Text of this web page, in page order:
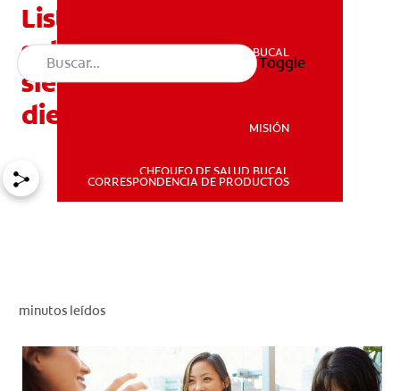
SALUD BUCAL
CUPONES
SALUD BUCAL
MISIÓN
CHEQUEO DE SALUD BUCAL
CORRESPONDENCIA DE PRODUCTOS
Toggle
Lista de alimentos
saludables: Los mejores
siete alimentos para sus
dientes
minutos leídos